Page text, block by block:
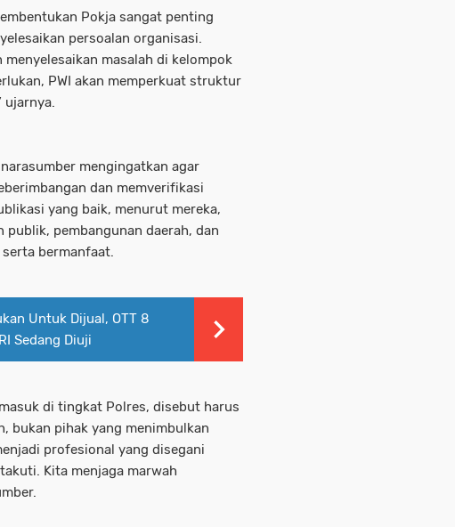
Pokja sangat penting
persoalan organisasi.
masalah di kelompok
PWI akan memperkuat struktur
ujarnya.
mengingatkan agar
dan memverifikasi
yang baik, menurut mereka,
publik, pembangunan daerah, dan
bermanfaat.
Untuk Dijual, OTT 8
Sedang Diuji
di tingkat Polres, disebut harus
bukan pihak yang menimbulkan
profesional yang disegani
Kita menjaga marwah